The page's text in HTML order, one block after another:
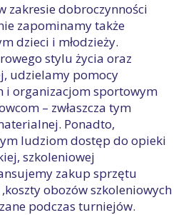
zakresie dobroczynności
zapominamy także
dzieci i młodzieży.
stylu życia oraz
udzielamy pomocy
i organizacjom sportowym
– zwłaszcza tym
Ponadto,
ludziom dostęp do opieki
szkoleniowej
zakup sprzętu
obozów szkoleniowych
podczas turniejów.